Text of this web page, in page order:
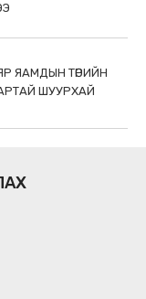
ЯАМДЫН ТӨРИЙН
ШУУРХАЙ